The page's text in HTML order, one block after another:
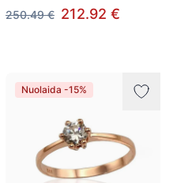
250.49 € 212.92 €
Nuolaida -15%